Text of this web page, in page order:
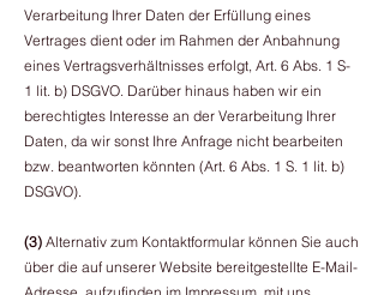
Verarbeitung Ihrer Daten der Erfüllung eines
Vertrages dient oder im Rahmen der Anbahnung
eines Vertragsverhältnisses erfolgt, Art. 6 Abs. 1 S-
1 lit. b) DSGVO. Darüber hinaus haben wir ein
berechtigtes Interesse an der Verarbeitung Ihrer
Daten, da wir sonst Ihre Anfrage nicht bearbeiten
bzw. beantworten könnten (Art. 6 Abs. 1 S. 1 lit. b)
DSGVO).
(3) Alternativ zum Kontaktformular können Sie auch
über die auf unserer Website bereitgestellte E-Mail-